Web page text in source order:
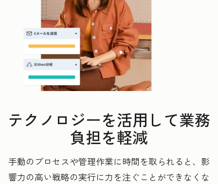
テクノロジーを活用して業務
負担を軽減
手動のプロセスや管理作業に時間を取られると、影
響力の高い戦略の実行に力を注ぐことができなくな